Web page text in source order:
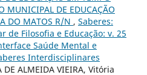
MUNICIPAL DE EDUCAÇÃO
DO MATOS R/N , Saberes:
de Filosofia e Educação: v. 25
Saúde Mental e
Interdisciplinares
DE ALMEIDA VIEIRA, Vitória